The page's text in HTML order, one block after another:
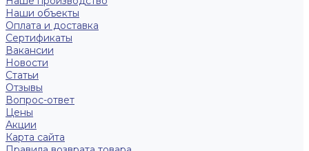
Наши объекты
Оплата и доставка
Сертификаты
Вакансии
Новости
Статьи
Отзывы
Вопрос-ответ
Цены
Акции
Карта сайта